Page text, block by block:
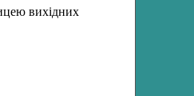
вихідних